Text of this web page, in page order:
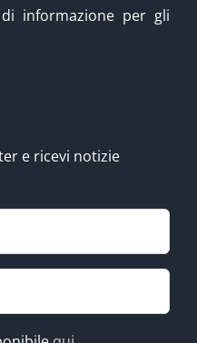
informazione per gli
e ricevi notizie